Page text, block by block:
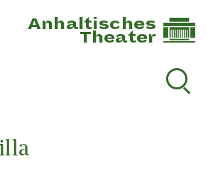
Anhaltisches
Theater